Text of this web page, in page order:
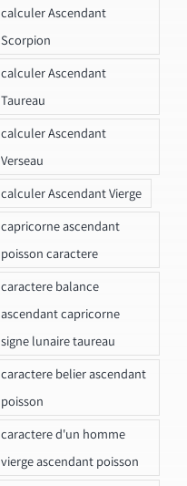
calculer Ascendant
Scorpion
calculer Ascendant
Taureau
calculer Ascendant
Verseau
calculer Ascendant Vierge
capricorne ascendant
poisson caractere
caractere balance
ascendant capricorne
signe lunaire taureau
caractere belier ascendant
poisson
caractere d'un homme
vierge ascendant poisson